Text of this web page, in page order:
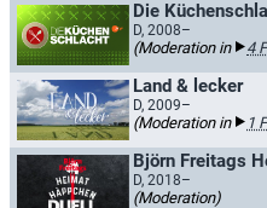
D, 2008–
(Moderation in 4
Land & lecker
D, 2009–
(Moderation in 1
Björn Freitags
D, 2018–
(Moderation)